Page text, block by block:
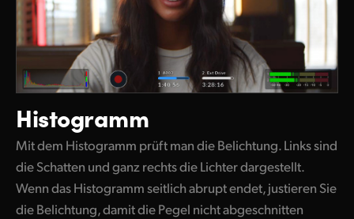
Histogramm
Mit dem Histogramm prüft man die Belichtung. Links sind
die Schatten und ganz rechts die Lichter dargestellt.
Wenn das Histogramm seitlich abrupt endet, justieren Sie
die Belichtung, damit die Pegel nicht abgeschnitten